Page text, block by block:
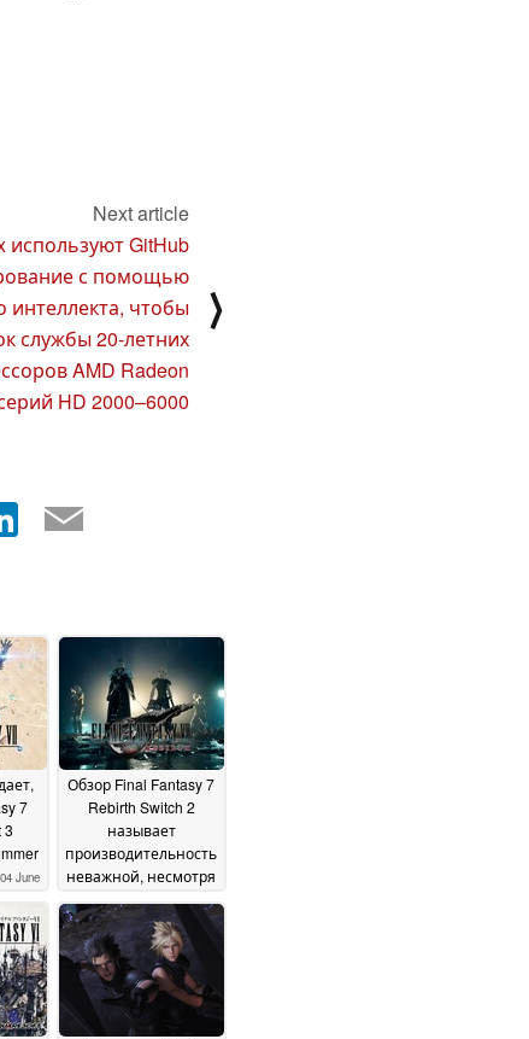
Next article
используют GitHub
с помощью
интеллекта, чтобы
службы 20-летних
AMD Radeon
HD 2000–6000
⟩
7
3
04 June
Обзор Final Fantasy 7
Rebirth Switch 2
называет
производительность
неважной, несмотря
03 June
2026